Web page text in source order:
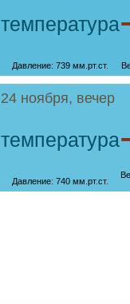
температура
Давление: 739 мм.рт.ст.
24 ноября, вечер
температура
Давление: 740 мм.рт.ст.